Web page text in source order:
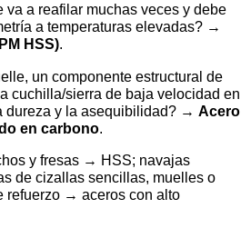
va a reafilar muchas veces y debe
a temperaturas elevadas? →
HSS).
un componente estructural de
cuchilla/sierra de baja velocidad en
dureza y la asequibilidad? → Acero
en carbono.
y fresas → HSS; navajas
de cizallas sencillas, muelles o
refuerzo → aceros con alto